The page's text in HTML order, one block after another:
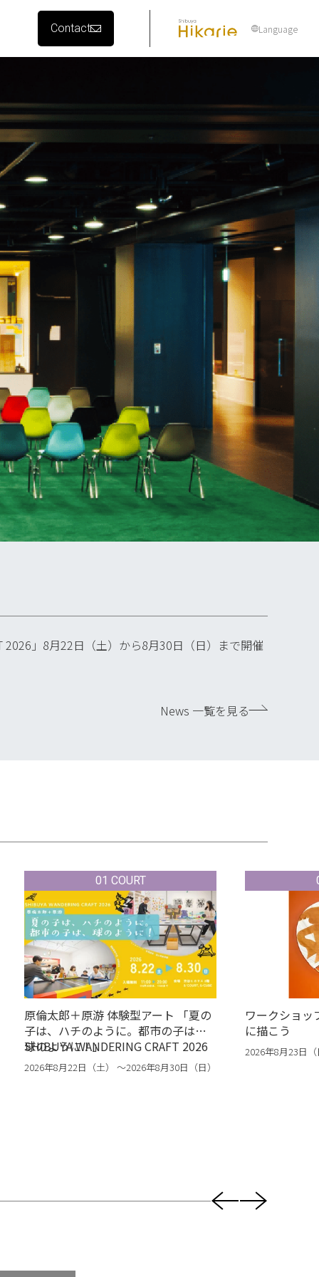
Language
Contact
2026」8月22日（土）から8月30日（日）まで開催
News 一覧を見る
01 COURT
原倫太郎＋原游 体験型アート 「夏の
子は、ハチのように。都市の子は、
球のように！」
SHIBUYA WANDERING CRAFT 2026
2026年8月22日（土） 〜2026年8月30日（日）
ワークショッ
に描こう
2026年8月23日